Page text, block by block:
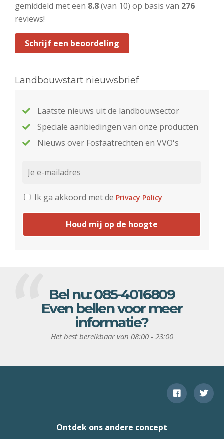
gemiddeld met een 8.8(van 10) op basis van 276
reviews!
Schrijf een beoordeling
Landbouwstart nieuwsbrief
Laatste nieuws uit de landbouwsector
Speciale aanbiedingen van onze producten
Nieuws over Fosfaatrechten en VVO's
Ik ga akkoord met de Privacy Policy
Houd mij op de hoogte
Bel nu:085-4016809
Even bellen voor meer
informatie?
Het best bereikbaar van 08:00 - 23:00
Ontdek ons andere concept